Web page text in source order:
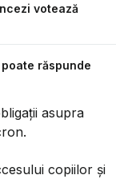
votează
răspunde
asupra
copiilor și